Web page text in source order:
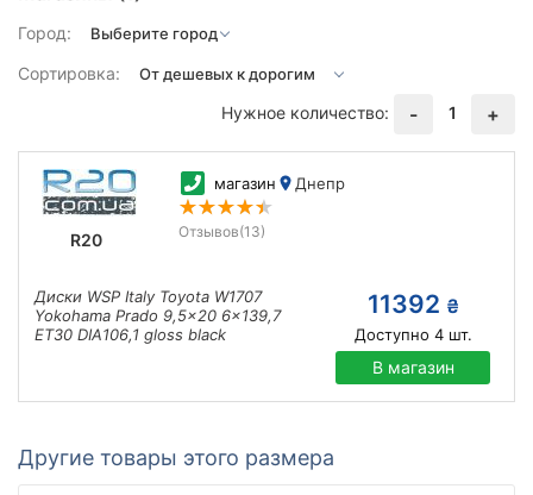
Город:
Сортировка:
Нужное количество:
- 1 +
R20
магазин Днепр
Отзывов(13)
Диски WSP Italy Toyota W1707
Yokohama Prado 9,5x20 6x139,7
ET30 DIA106,1 gloss black
11392 ₴
Доступно 4шт.
В магазин
Другие товары этого размера